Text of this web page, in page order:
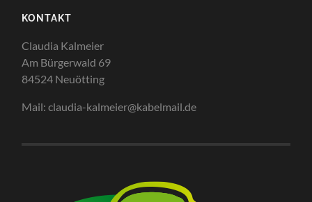
KONTAKT
Claudia Kalmeier
Am Bürgerwald 69
84524 Neuötting
Mail: claudia-kalmeier@kabelmail.de